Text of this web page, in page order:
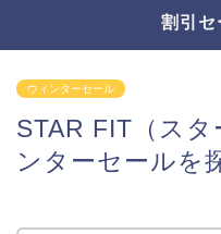
割引セ
ウィンターセール
STAR FIT（ス
ンターセールを